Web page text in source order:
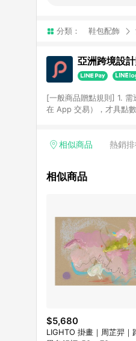
分類： 鞋包配飾
亞洲跨境設
[一般商品贈點規則] 1.
在 App 交易），才具點
格，部分退款不在此限
使用規則請以點數紅包活
相似商品 熱銷
相似商品
$5,680
LIGHTO 掛畫｜周芷羿｜